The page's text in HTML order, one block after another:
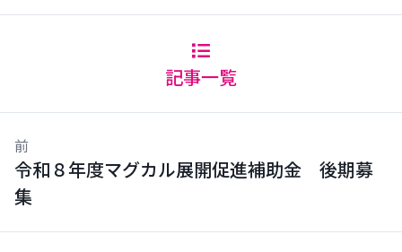
記事一覧
前
令和８年度マグカル展開促進補助金 後期募
集